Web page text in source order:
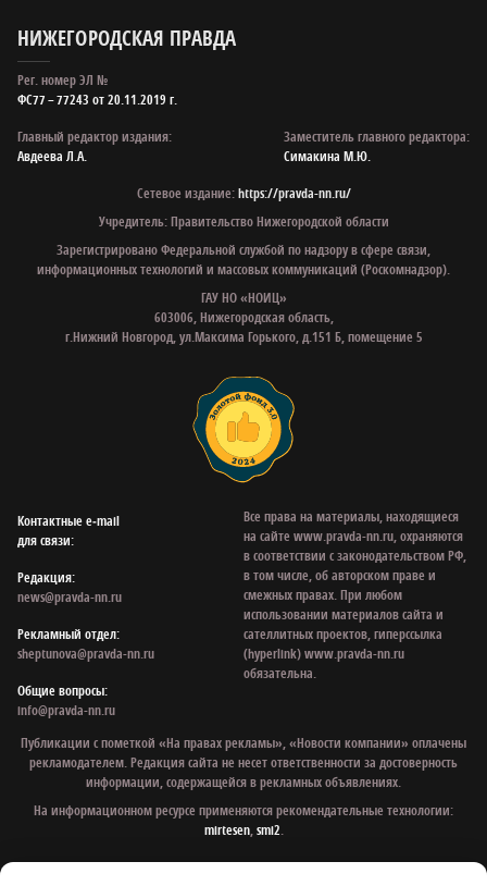
НИЖЕГОРОДСКАЯ ПРАВДА
Рег. номер ЭЛ №
ФС77 – 77243 от 20.11.2019 г.
Главный редактор издания:
Авдеева Л.А.
Заместитель главного редактора:
Симакина М.Ю.
Сетевое издание:https://pravda-nn.ru/
Учредитель: Правительство Нижегородской области
Зарегистрировано Федеральной службой по надзору в сфере связи,
информационных технологий и массовых коммуникаций (Роскомнадзор).
ГАУ НО «НОИЦ»
603006, Нижегородская область,
г.Нижний Новгород, ул.Максима Горького, д.151 Б, помещение 5
Контактные e‑mail
для связи:
Редакция:
news@pravda-nn.ru
Рекламный отдел:
sheptunova@pravda-nn.ru
Общие вопросы:
info@pravda-nn.ru
Все права на материалы, находящиеся
на сайте www.pravda-nn.ru, охраняются
в соответствии с законодательством РФ,
в том числе, об авторском праве и
смежных правах. При любом
использовании материалов сайта и
сателлитных проектов, гиперссылка
(hyperlink) www.pravda-nn.ru
обязательна.
Публикации с пометкой «На правах рекламы», «Новости компании» оплачены
рекламодателем. Редакция сайта не несет ответственности за достоверность
информации, содержащейся в рекламных объявлениях.
На информационном ресурсе применяются рекомендательные технологии:
mirtesen,smi2.